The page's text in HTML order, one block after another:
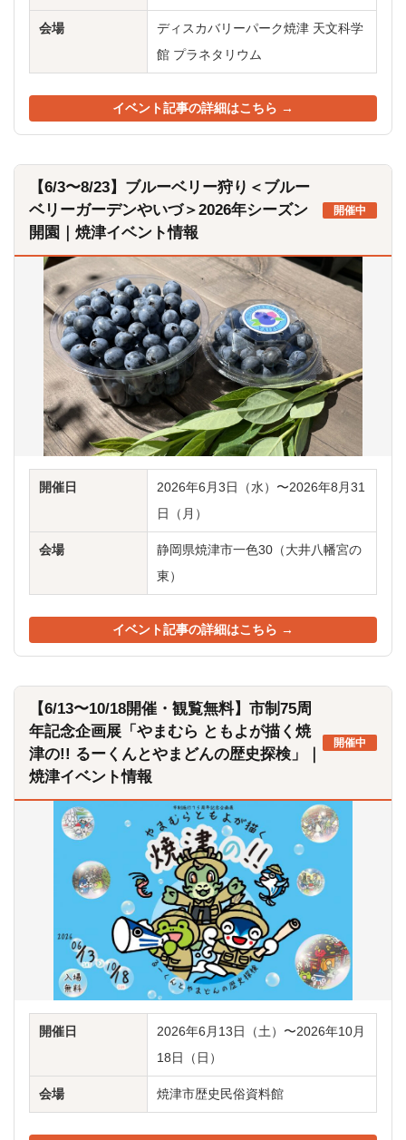
会場
ディスカバリーパーク焼津 天文科学
館 プラネタリウム
イベント記事の詳細はこちら →
【6/3〜8/23】ブルーベリー狩り＜ブルー
ベリーガーデンやいづ＞2026年シーズン
開園｜焼津イベント情報
開催中
開催日
2026年6月3日（水）〜2026年8月31
日（月）
会場
静岡県焼津市一色30（大井八幡宮の
東）
イベント記事の詳細はこちら →
【6/13〜10/18開催・観覧無料】市制75周
年記念企画展「やまむら ともよが描く焼
津の!! るーくんとやまどんの歴史探検」｜
焼津イベント情報
開催中
開催日
2026年6月13日（土）〜2026年10月
18日（日）
会場 焼津市歴史民俗資料館